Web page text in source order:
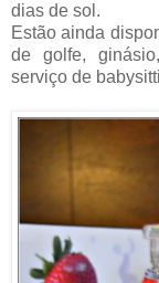
dias de sol.
Estão ainda
de golfe,
serviço de